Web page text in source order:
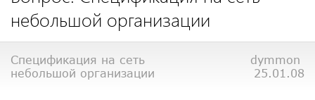
небольшой организации
Спецификация на сеть
небольшой организации
dymmon
25.01.08